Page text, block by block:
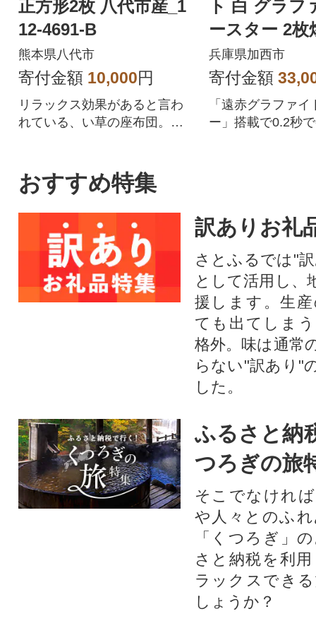
正方形2枚 八代市産_1
12-4691-B
熊本県八代市
寄付金額 10,000円
リラックス効果があると言わ
れている、い草の座布団。抗
ト 白 グラフ
ースター 2枚焼
5698-0299]
兵庫県加西市
寄付金額
「遠赤グラファイ
ー」搭載で0.2秒
おすすめ特集
訳ありお礼
さとふるでは"
として活用し、
援します。⽣
ても出てしま
格外。味は通常
らない"訳あり"
した。
ふるさと納
つろぎの旅
そこでなけれ
や人々とのふ
「くつろぎ」
さと納税を利
ラックスでき
しょうか？